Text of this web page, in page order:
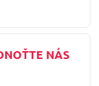
NÁS